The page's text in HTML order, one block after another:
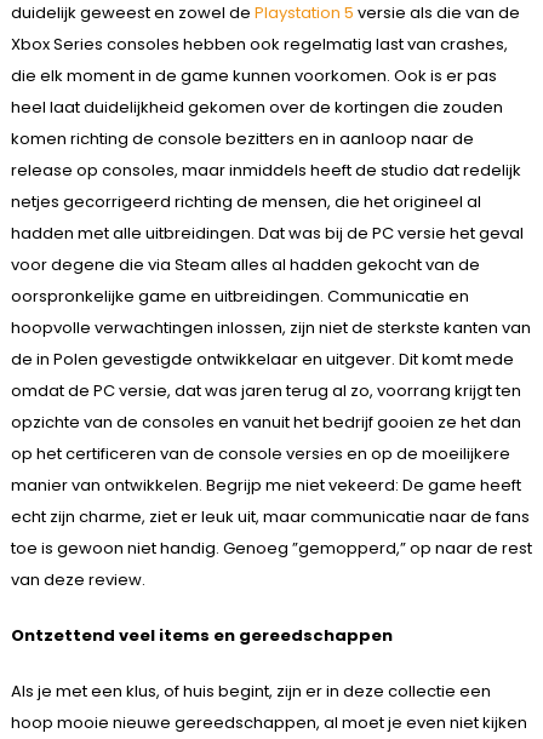
duidelijk geweest en zowel de Playstation 5 versie als die van de
Xbox Series consoles hebben ook regelmatig last van crashes,
die elk moment in de game kunnen voorkomen. Ook is er pas
heel laat duidelijkheid gekomen over de kortingen die zouden
komen richting de console bezitters en in aanloop naar de
release op consoles, maar inmiddels heeft de studio dat redelijk
netjes gecorrigeerd richting de mensen, die het origineel al
hadden met alle uitbreidingen. Dat was bij de PC versie het geval
voor degene die via Steam alles al hadden gekocht van de
oorspronkelijke game en uitbreidingen. Communicatie en
hoopvolle verwachtingen inlossen, zijn niet de sterkste kanten van
de in Polen gevestigde ontwikkelaar en uitgever. Dit komt mede
omdat de PC versie, dat was jaren terug al zo, voorrang krijgt ten
opzichte van de consoles en vanuit het bedrijf gooien ze het dan
op het certificeren van de console versies en op de moeilijkere
manier van ontwikkelen. Begrijp me niet vekeerd: De game heeft
echt zijn charme, ziet er leuk uit, maar communicatie naar de fans
toe is gewoon niet handig. Genoeg ”gemopperd,” op naar de rest
van deze review.
Ontzettend veel items en gereedschappen
Als je met een klus, of huis begint, zijn er in deze collectie een
hoop mooie nieuwe gereedschappen, al moet je even niet kijken